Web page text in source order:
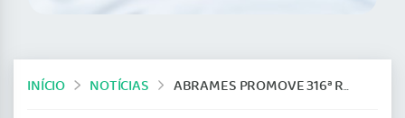
INÍCIO NOTÍCIAS ABRAMES PROMOVE 316ª REUNIÃO LITERÁRIA NA SEDE DO CREMERJ